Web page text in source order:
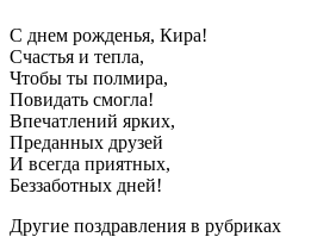
С днем рожденья, Кира!
Счастья и тепла,
Чтобы ты полмира,
Повидать смогла!
Впечатлений ярких,
Преданных друзей
И всегда приятных,
Беззаботных дней!
Другие поздравления в рубриках